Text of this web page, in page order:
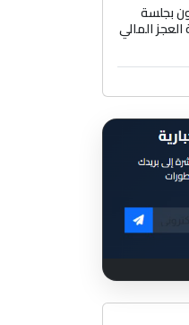
بجلسة
المالي